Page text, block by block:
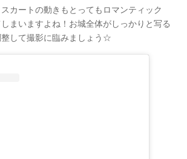
カートの動きもとってもロマンティック
まいますよね！お城全体がしっかりと写る
して撮影に臨みましょう☆